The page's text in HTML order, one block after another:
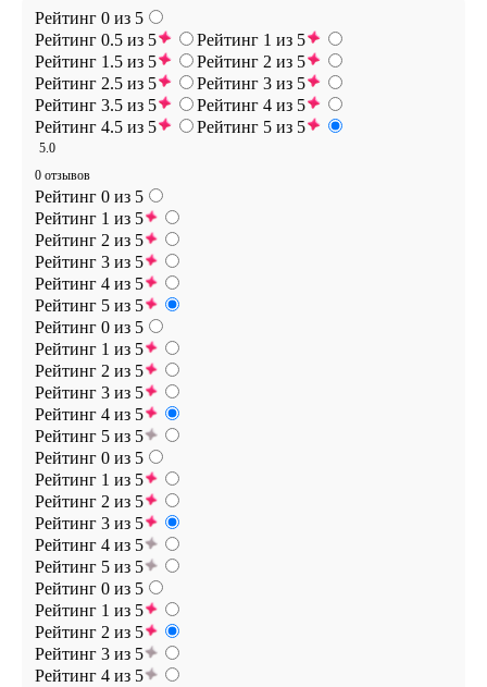
Рейтинг 0 из 5
Рейтинг 0.5 из 5
Рейтинг 1 из 5
Рейтинг 1.5 из 5
Рейтинг 2 из 5
Рейтинг 2.5 из 5
Рейтинг 3 из 5
Рейтинг 3.5 из 5
Рейтинг 4 из 5
Рейтинг 4.5 из 5
Рейтинг 5 из 5
5.0
0 отзывов
Рейтинг 0 из 5
Рейтинг 1 из 5
Рейтинг 2 из 5
Рейтинг 3 из 5
Рейтинг 4 из 5
Рейтинг 5 из 5
Рейтинг 0 из 5
Рейтинг 1 из 5
Рейтинг 2 из 5
Рейтинг 3 из 5
Рейтинг 4 из 5
Рейтинг 5 из 5
Рейтинг 0 из 5
Рейтинг 1 из 5
Рейтинг 2 из 5
Рейтинг 3 из 5
Рейтинг 4 из 5
Рейтинг 5 из 5
Рейтинг 0 из 5
Рейтинг 1 из 5
Рейтинг 2 из 5
Рейтинг 3 из 5
Рейтинг 4 из 5